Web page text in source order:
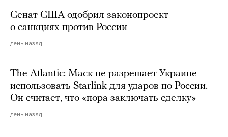
Сенат США одобрил законопроект
о санкциях против России
день назад
The Atlantic: Маск не разрешает Украине
использовать Starlink для ударов по России.
Он считает, что «пора заключать сделку»
день назад